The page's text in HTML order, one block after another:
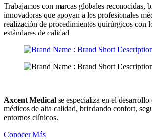
Trabajamos con marcas globales reconocidas,
innovadoras que apoyan a los profesionales
realización de procedimientos quirúrgicos con
estándares de calidad.
Axcent Medical se especializa en el desarrollo
médicos de alta calidad, brindando confort,
entornos clínicos.
Conocer Más